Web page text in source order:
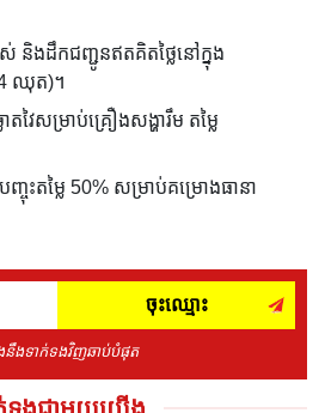
និងដឹកជញ្ជូនឥតគិតថ្លៃនៅក្នុង
ឈុត)។
តវៃសម្រាប់គ្រឿងសង្ហារឹម តម្លៃ
ចុះតម្លៃ 50% សម្រាប់គម្រោងធានា
ចុះឈ្មោះ
នឹងទាក់ទងវិញឆាប់បំផុត